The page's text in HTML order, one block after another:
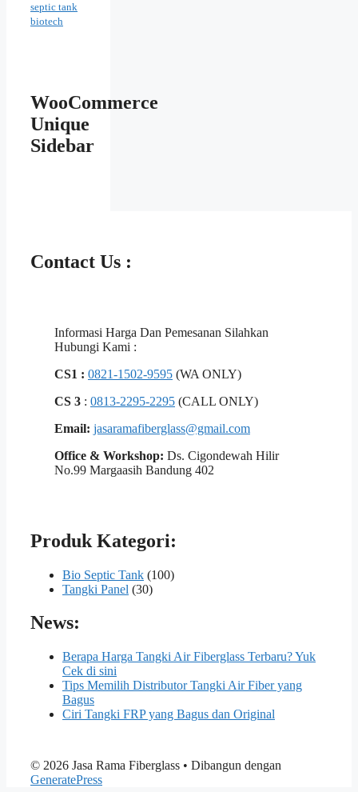
septic tank
biotech
WooCommerce
Unique
Sidebar
Contact Us :
Informasi Harga Dan Pemesanan Silahkan
Hubungi Kami :
CS1 : 0821-1502-9595 (WA ONLY)
CS 3 : 0813-2295-2295 (CALL ONLY)
Email: jasaramafiberglass@gmail.com
Office & Workshop: Ds. Cigondewah Hilir
No.99 Margaasih Bandung 402
Produk Kategori:
Bio Septic Tank (100)
Tangki Panel (30)
News:
Berapa Harga Tangki Air Fiberglass Terbaru? Yuk
Cek di sini
Tips Memilih Distributor Tangki Air Fiber yang
Bagus
Ciri Tangki FRP yang Bagus dan Original
© 2026 Jasa Rama Fiberglass • Dibangun dengan
GeneratePress